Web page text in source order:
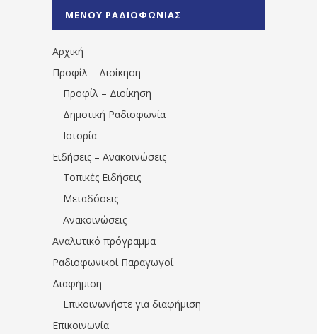
1531194763766854/" artist="" ]
ΜΕΝΟΥ ΡΑΔΙΟΦΩΝΙΑΣ
Αρχική
Προφίλ – Διοίκηση
Προφίλ – Διοίκηση
Δημοτική Ραδιοφωνία
Ιστορία
Ειδήσεις – Ανακοινώσεις
Τοπικές Ειδήσεις
Μεταδόσεις
Ανακοινώσεις
Αναλυτικό πρόγραμμα
Ραδιοφωνικοί Παραγωγοί
Διαφήμιση
Επικοινωνήστε για διαφήμιση
Επικοινωνία